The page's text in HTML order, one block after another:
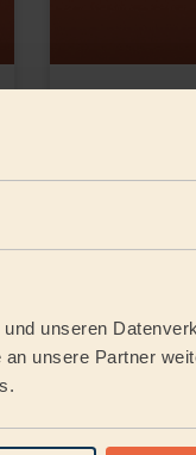
unseren
unsere Partner
Ist ein
über
Du kennst
sowas wie